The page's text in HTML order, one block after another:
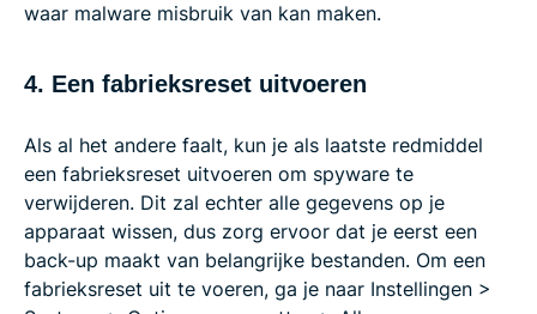
waar malware misbruik van kan maken.
4. Een fabrieksreset uitvoeren
Als al het andere faalt, kun je als laatste redmiddel
een fabrieksreset uitvoeren om spyware te
verwijderen. Dit zal echter alle gegevens op je
apparaat wissen, dus zorg ervoor dat je eerst een
back-up maakt van belangrijke bestanden. Om een
fabrieksreset uit te voeren, ga je naar Instellingen >